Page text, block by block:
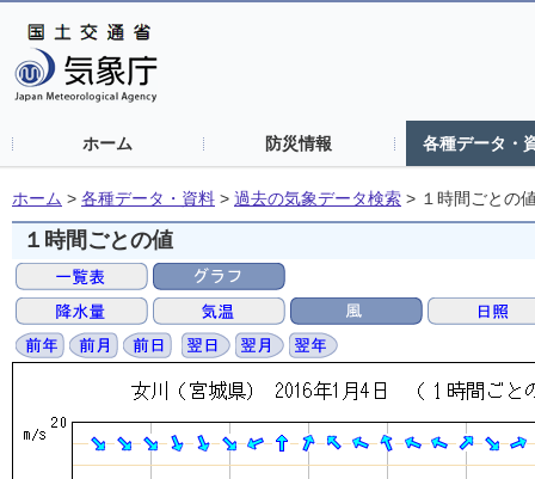
ホーム 防災情報 各種データ・
ホーム > 各種データ・資料 > 過去の気象データ検索 > １時間ごとの
１時間ごとの値